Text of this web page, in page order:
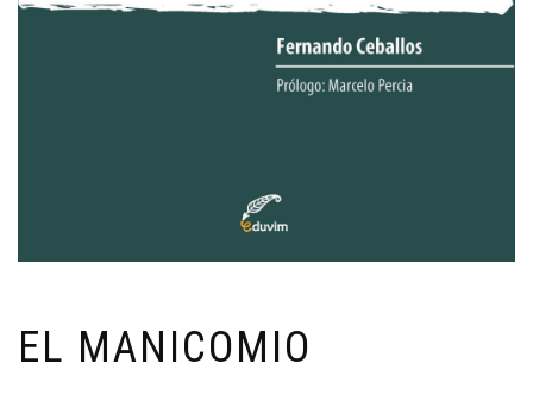
EL MANICOMIO